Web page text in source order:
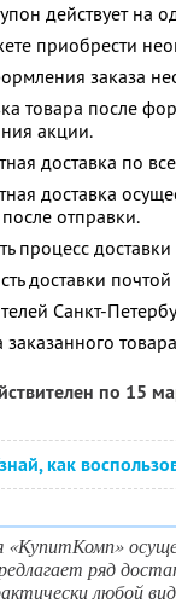
действует на
приобрести
заказа
товара после
акции.
доставка по
доставка
отправки.
процесс
доставки
Санкт-
по 15
как
«КупитКомп»
ряд
любой